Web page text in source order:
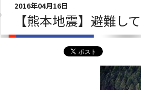
2016年04月16日
【熊本地震】避難